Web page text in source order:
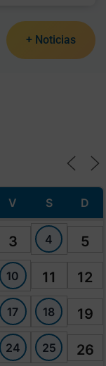
+ Noticias
V S D
3 4 5
10 11 12
17 18 19
24 25 26